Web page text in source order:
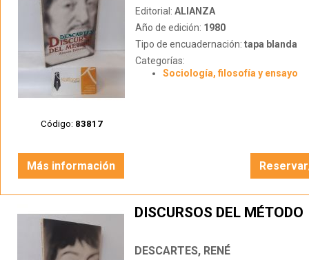
Código: 83817
Editorial: ALIANZA
Año de edición: 1980
Tipo de encuadernación: tapa blanda
Categorías:
Sociología, filosofía y ensayo
Más información
DISCURSOS DEL MÉTODO
DESCARTES, RENÉ